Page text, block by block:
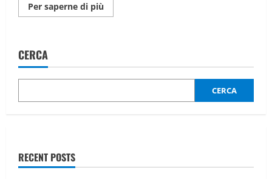
Per saperne di più
informazioni
dell’oro:
record
4.123
CERCA
CERCA
RECENT POSTS